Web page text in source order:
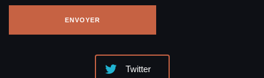
Twitter